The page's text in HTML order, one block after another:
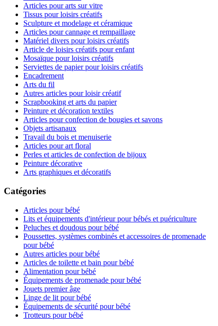
Articles pour arts sur vitre
Tissus pour loisirs créatifs
Sculpture et modelage et céramique
Articles pour cannage et rempaillage
Matériel divers pour loisirs créatifs
Article de loisirs créatifs pour enfant
Mosaïque pour loisirs créatifs
Serviettes de papier pour loisirs créatifs
Encadrement
Arts du fil
Autres articles pour loisir créatif
Scrapbooking et arts du papier
Peinture et décoration textiles
Articles pour confection de bougies et savons
Objets artisanaux
Travail du bois et menuiserie
Articles pour art floral
Perles et articles de confection de bijoux
Peinture décorative
Arts graphiques et décoratifs
Catégories
Articles pour bébé
Lits et équipements d'intérieur pour bébés et puériculture
Peluches et doudous pour bébé
Poussettes, systèmes combinés et accessoires de promenade
pour bébé
Autres articles pour bébé
Articles de toilette et bain pour bébé
Alimentation pour bébé
Équipements de promenade pour bébé
Jouets premier âge
Linge de lit pour bébé
Équipements de sécurité pour bébé
Trotteurs pour bébé